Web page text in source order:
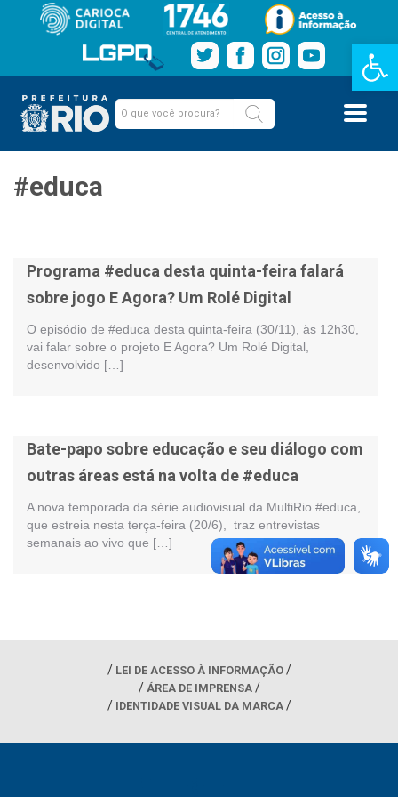
Barra de
#educa
Programa #educa desta quinta-feira falará
sobre jogo E Agora? Um Rolé Digital
O episódio de #educa desta quinta-feira (30/11), às 12h30,
vai falar sobre o projeto E Agora? Um Rolé Digital,
desenvolvido […]
Bate-papo sobre educação e seu diálogo com
outras áreas está na volta de #educa
A nova temporada da série audiovisual da MultiRio #educa,
que estreia nesta terça-feira (20/6), traz entrevistas
semanais ao vivo que […]
LEI DE ACESSO À INFORMAÇÃO
ÁREA DE IMPRENSA
IDENTIDADE VISUAL DA MARCA